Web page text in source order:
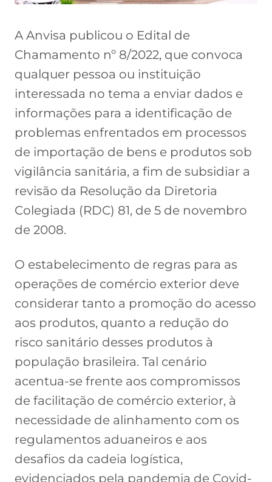
A Anvisa publicou o Edital de
Chamamento nº 8/2022, que convoca
qualquer pessoa ou instituição
interessada no tema a enviar dados e
informações para a identificação de
problemas enfrentados em processos
de importação de bens e produtos sob
vigilância sanitária, a fim de subsidiar a
revisão da Resolução da Diretoria
Colegiada (RDC) 81, de 5 de novembro
de 2008.
O estabelecimento de regras para as
operações de comércio exterior deve
considerar tanto a promoção do acesso
aos produtos, quanto a redução do
risco sanitário desses produtos à
população brasileira. Tal cenário
acentua-se frente aos compromissos
de facilitação de comércio exterior, à
necessidade de alinhamento com os
regulamentos aduaneiros e aos
desafios da cadeia logística,
evidenciados pela pandemia de Covid-